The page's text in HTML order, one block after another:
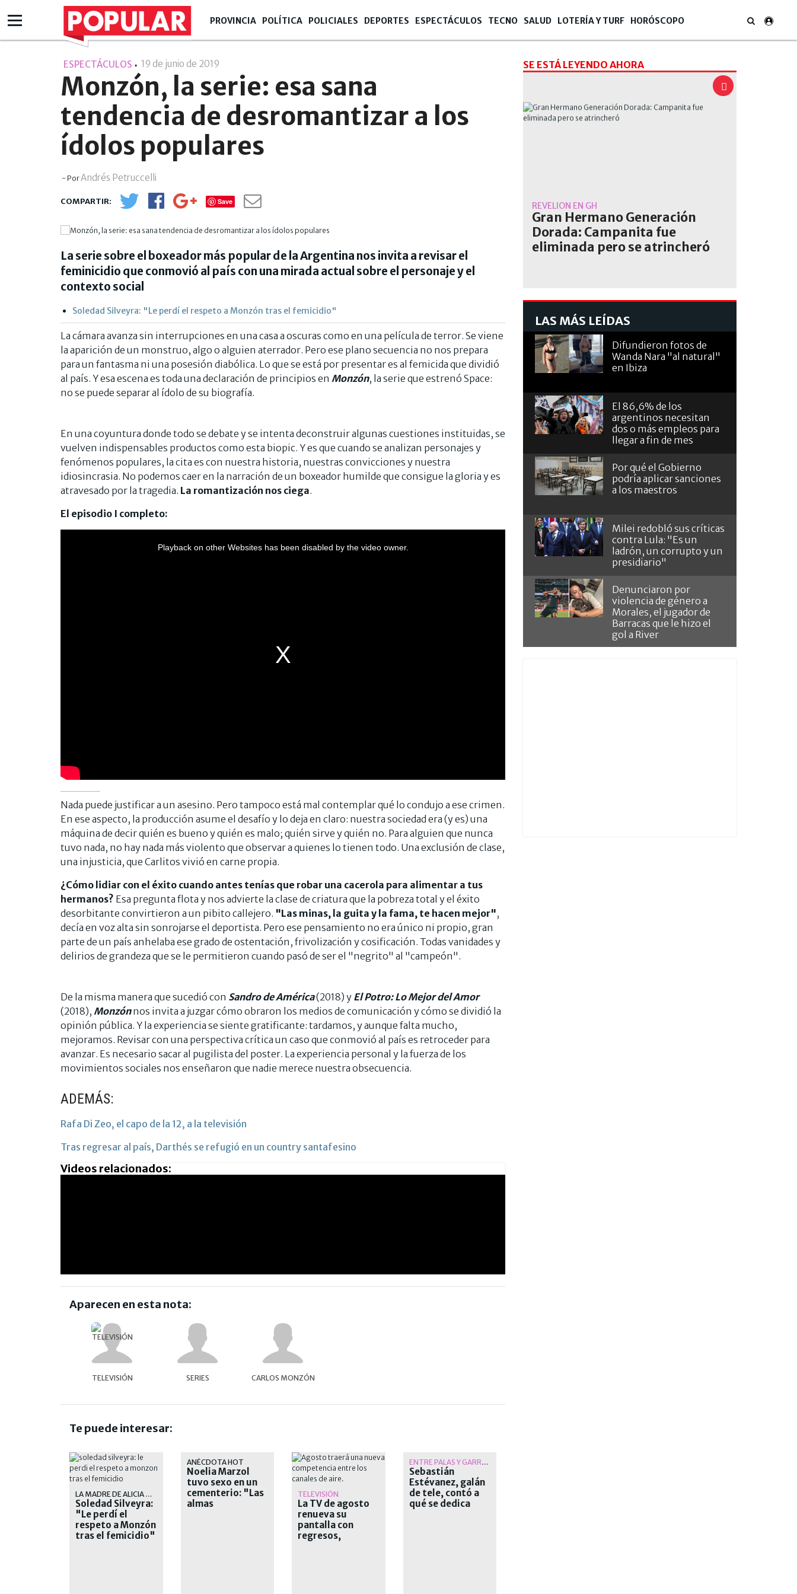
PROVINCIA POLÍTICA POLICIALES DEPORTES ESPECTÁCULOS TECNO SALUD LOTERÍA Y TURF HORÓSCOPO
ESPECTÁCULOS 19 de junio de 2019
Monzón, la serie: esa sana
tendencia de desromantizar a los
ídolos populares
- PorAndrés Petruccelli
Save
La serie sobre el boxeador más popular de la Argentina nos invita a revisar el
feminicidio que conmovió al país con una mirada actual sobre el personaje y el
contexto social
Soledad Silveyra: "Le perdí el respeto a Monzón tras el femicidio"
La cámara avanza sin interrupciones en una casa a oscuras como en una película de terror. Se viene
la aparición de un monstruo, algo o alguien aterrador. Pero ese plano secuencia no nos prepara
para un fantasma ni una posesión diabólica. Lo que se está por presentar es al femicida que dividió
al país. Y esa escena es toda una declaración de principios en Monzón, la serie que estrenó Space:
no se puede separar al ídolo de su biografía.
En una coyuntura donde todo se debate y se intenta deconstruir algunas cuestiones instituidas, se
vuelven indispensables productos como esta biopic. Y es que cuando se analizan personajes y
fenómenos populares, la cita es con nuestra historia, nuestras convicciones y nuestra
idiosincrasia. No podemos caer en la narración de un boxeador humilde que consigue la gloria y es
atravesado por la tragedia. La romantización nos ciega.
El episodio I completo:
Nada puede justificar a un asesino. Pero tampoco está mal contemplar qué lo condujo a ese crimen.
En ese aspecto, la producción asume el desafío y lo deja en claro: nuestra sociedad era (y es) una
máquina de decir quién es bueno y quién es malo; quién sirve y quién no. Para alguien que nunca
tuvo nada, no hay nada más violento que observar a quienes lo tienen todo. Una exclusión de clase,
una injusticia, que Carlitos vivió en carne propia.
¿Cómo lidiar con el éxito cuando antes tenías que robar una cacerola para alimentar a tus
hermanos? Esa pregunta flota y nos advierte la clase de criatura que la pobreza total y el éxito
desorbitante convirtieron a un pibito callejero. "Las minas, la guita y la fama, te hacen mejor",
decía en voz alta sin sonrojarse el deportista. Pero ese pensamiento no era único ni propio, gran
parte de un país anhelaba ese grado de ostentación, frivolización y cosificación. Todas vanidades y
delirios de grandeza que se le permitieron cuando pasó de ser el "negrito" al "campeón".
De la misma manera que sucedió con Sandro de América(2018) y El Potro: Lo Mejor del Amor
(2018), Monzónnos invita a juzgar cómo obraron los medios de comunicación y cómo se dividió la
opinión pública. Y la experiencia se siente gratificante: tardamos, y aunque falta mucho,
mejoramos. Revisar con una perspectiva crítica un caso que conmovió al país es retroceder para
avanzar. Es necesario sacar al pugilista del poster. La experiencia personal y la fuerza de los
movimientos sociales nos enseñaron que nadie merece nuestra obsecuencia.
ADEMÁS:
Rafa Di Zeo, el capo de la 12, a la televisión
Tras regresar al país, Darthés se refugió en un country santafesino
Videos relacionados:
Aparecen en esta nota:
TELEVISIÓN SERIES CARLOS MONZÓN
Te puede interesar:
LA MADRE DE ALICIA MUÑIZ
Soledad Silveyra:
"Le perdí el
respeto a Monzón
tras el femicidio"
ANÉCDOTA HOT
Noelia Marzol
tuvo sexo en un
cementerio: "Las
almas
TELEVISIÓN
La TV de agosto
renueva su
pantalla con
regresos,
ENTRE PALAS Y GARROTES
Sebastián
Estévanez, galán
de tele, contó a
qué se dedica
SE ESTÁ LEYENDO AHORA
REVELIÓN EN GH
Gran Hermano Generación
Dorada: Campanita fue
eliminada pero se atrincheró
LAS MÁS LEÍDAS
Difundieron fotos de
Wanda Nara "al natural"
en Ibiza
El 86,6% de los
argentinos necesitan
dos o más empleos para
llegar a fin de mes
Por qué el Gobierno
podría aplicar sanciones
a los maestros
Milei redobló sus críticas
contra Lula: "Es un
ladrón, un corrupto y un
presidiario"
Denunciaron por
violencia de género a
Morales, el jugador de
Barracas que le hizo el
gol a River